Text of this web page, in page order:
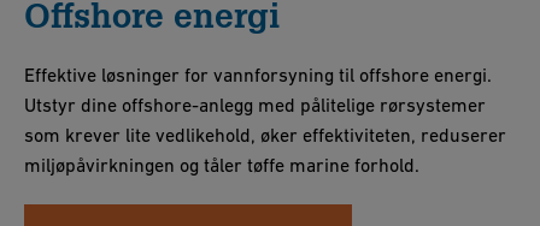
Offshore energi
Effektive løsninger for vannforsyning til offshore energi.
Utstyr dine offshore-anlegg med pålitelige rørsystemer
som krever lite vedlikehold, øker effektiviteten, reduserer
miljøpåvirkningen og tåler tøffe marine forhold.